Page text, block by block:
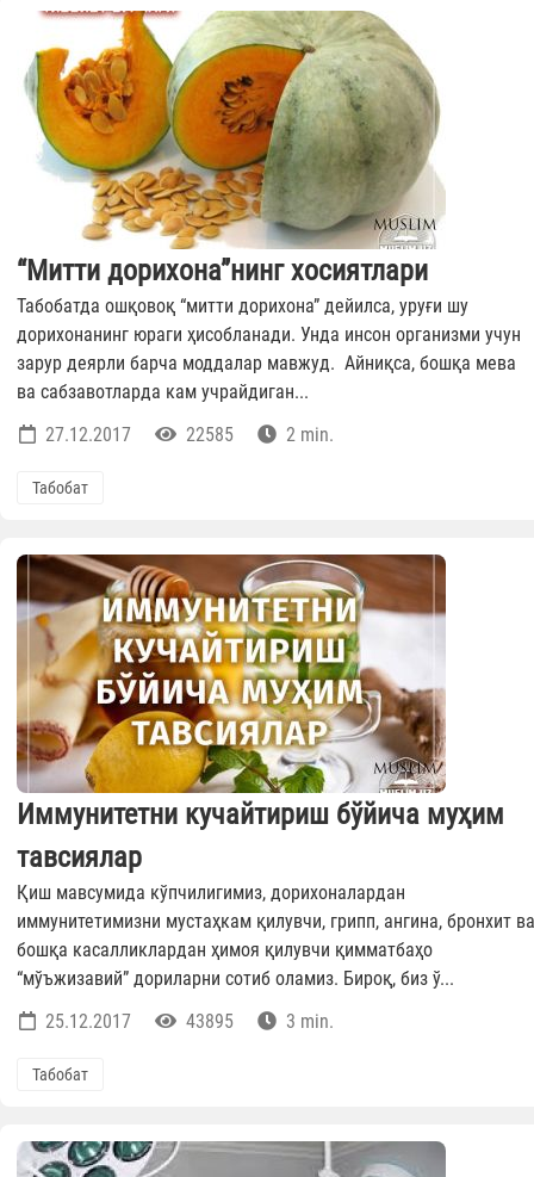
“Митти дорихона”нинг хосиятлари
Табобатда ошқовоқ “митти дорихона” дейилса, уруғи шу
дорихонанинг юраги ҳисобланади. Унда инсон организми учун
зарур деярли барча моддалар мавжуд. Айниқса, бошқа мева
ва сабзавотларда кам учрайдиган...
27.12.2017
22585 2 min.
Табобат
Иммунитетни кучайтириш бўйича муҳим
тавсиялар
Қиш мавсумида кўпчилигимиз, дорихоналардан
иммунитетимизни мустаҳкам қилувчи, грипп, ангина, бронхит ва
бошқа касалликлардан ҳимоя қилувчи қимматбаҳо
“мўъжизавий” дориларни сотиб оламиз. Бироқ, биз ў...
25.12.2017
43895 3 min.
Табобат